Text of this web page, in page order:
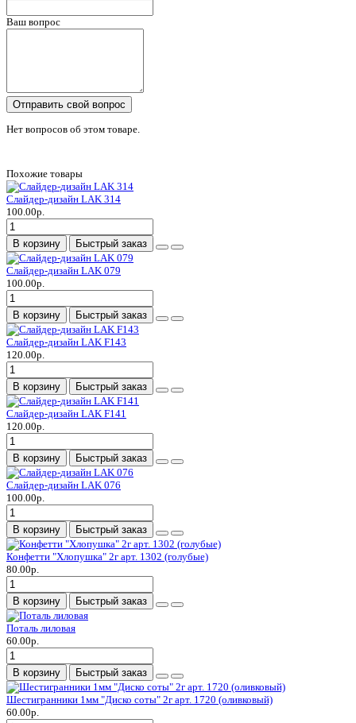
Ваш вопрос
Отправить свой вопрос
Нет вопросов об этом товаре.
Похожие товары
Слайдер-дизайн LAK 314
100.00р.
В корзину Быстрый заказ
Слайдер-дизайн LAK 079
100.00р.
В корзину Быстрый заказ
Слайдер-дизайн LAK F143
120.00р.
В корзину Быстрый заказ
Слайдер-дизайн LAK F141
120.00р.
В корзину Быстрый заказ
Слайдер-дизайн LAK 076
100.00р.
В корзину Быстрый заказ
Конфетти "Хлопушка" 2г арт. 1302 (голубые)
80.00р.
В корзину Быстрый заказ
Поталь лиловая
60.00р.
В корзину Быстрый заказ
Шестигранники 1мм "Диско соты" 2г арт. 1720 (оливковый)
60.00р.